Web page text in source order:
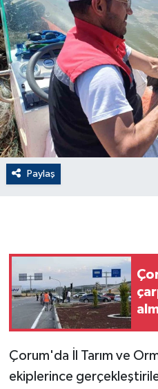
Paylaş
Çorum'da İl Tarım ve
ekiplerince
Dış Haberler
Dünya
EĞİTİM
EKONOMİ
English News
Finans
Gayrimenkul
GENEL
GÜNDEM
Güvenlik